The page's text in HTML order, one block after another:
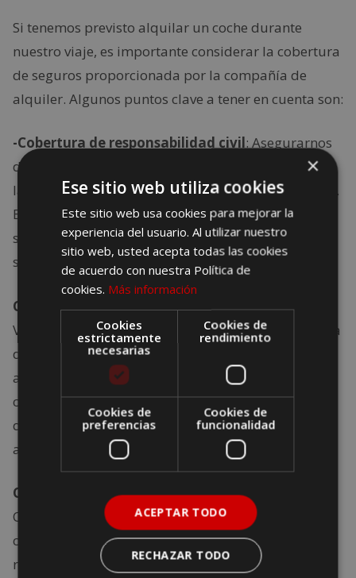
Si tenemos previsto alquilar un coche durante
nuestro viaje, es importante considerar la cobertura
de seguros proporcionada por la compañía de
alquiler. Algunos puntos clave a tener en cuenta son:
-Cobertura de responsabilidad civil: Asegurarnos
de que el seguro de la compañía de alquiler cubra
la responsabilidad civil en caso de daños a terceros.
Es fundamental protegernos ante cualquier
situación de responsabilidad legal que pueda
surgir durante el alquiler del vehículo.
Cobertura de colisión y daños al vehículo:
Verificar si la compañía de alquiler ofrece cobertura
de colisión para el vehículo que estamos
alquilando. Esto nos protegerá en caso de daños al
coche durante el viaje y evitará gastos adicionales
que puedan surgir como resultado de daños
accidentales.
Cobertura de robo o daños por actos vandálicos
Comprobar si la cobertura del seguro de la
compañía de alquiler incluye protección contra
robo o daños por actos vandálicos. Esto nos
×
Ese sitio web utiliza cookies
Este sitio web usa cookies para mejorar la
experiencia del usuario. Al utilizar nuestro
sitio web, usted acepta todas las cookies
de acuerdo con nuestra Política de
cookies. Más información
Cookies
estrictamente
necesarias
Cookies de
rendimiento
Cookies de
preferencias
Cookies de
funcionalidad
ACEPTAR TODO
RECHAZAR TODO